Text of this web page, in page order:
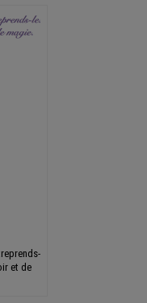
et de